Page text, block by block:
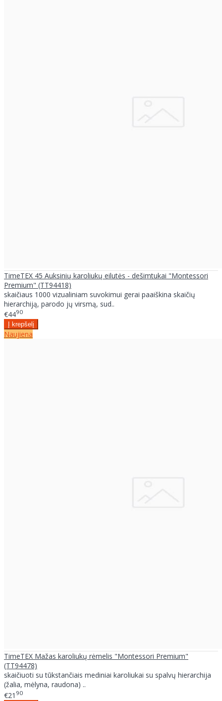
TimeTEX 45 Auksinių karoliukų eilutės - dešimtukai "Montessori
Premium" (TT94418)
skaičiaus 1000 vizualiniam suvokimui gerai paaiškina skaičių
hierarchiją, parodo jų virsmą, sud..
€4490
Naujiena
TimeTEX Mažas karoliukų rėmelis "Montessori Premium"
(TT94478)
skaičiuoti su tūkstančiais mediniai karoliukai su spalvų hierarchija
(žalia, mėlyna, raudona) ..
€21 90